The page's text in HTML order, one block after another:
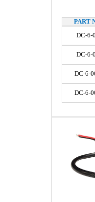
PART
DC-6-
DC-6-
DC-6-
DC-6-